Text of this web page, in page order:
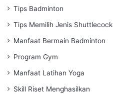
Tips Badminton
Tips Memilih Jenis Shuttlecock
Manfaat Bermain Badminton
Program Gym
Manfaat Latihan Yoga
Skill Riset Menghasilkan